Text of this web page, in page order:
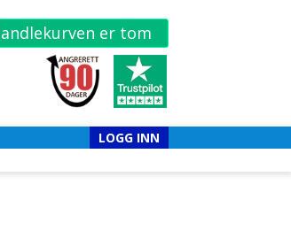
er tom
LOGG INN